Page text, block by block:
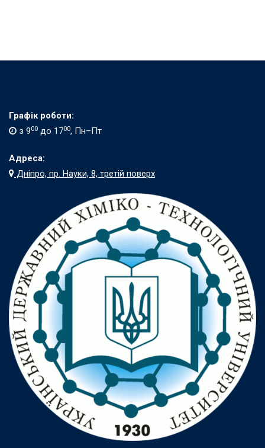
Графік роботи:
з 900 до 1700, Пн–Пт
Адреса:
Дніпро, пр. Науки, 8, третій поверх